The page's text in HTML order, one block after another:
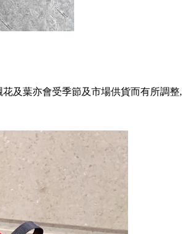
及葉亦會受季節及市場供貨而有所調